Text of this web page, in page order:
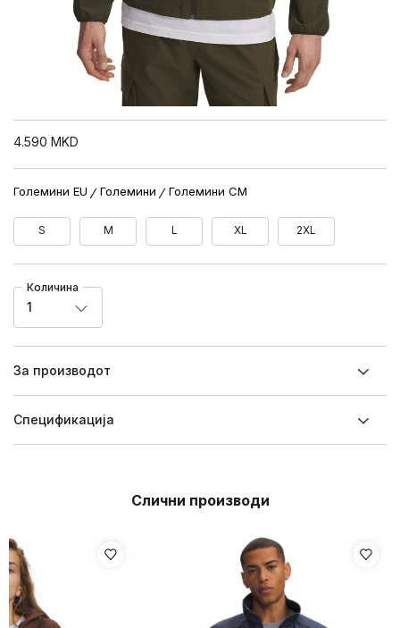
4.590 MKD
Големини EU Големини Големини CM
S M L XL 2XL
Количина
1
За производот
Спецификацијa
Слични производи